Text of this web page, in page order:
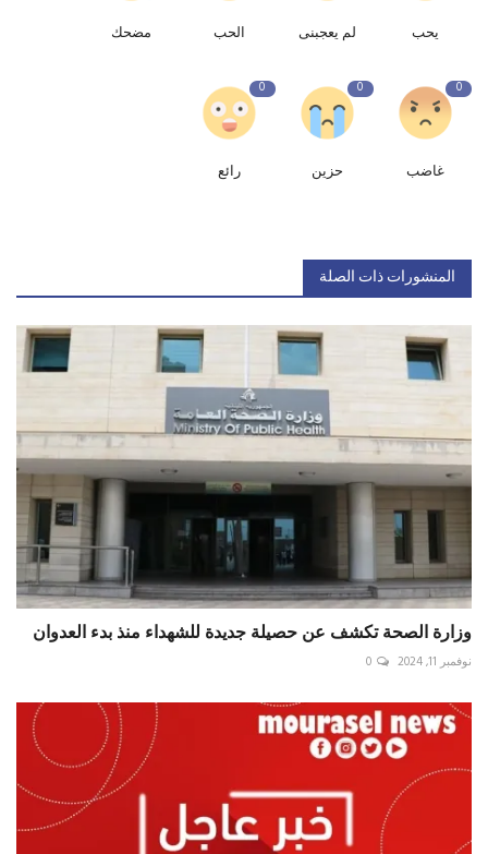
يحب لم يعجبنى الحب مضحك
0
غاضب
0
حزين
0
رائع
المنشورات ذات الصلة
وزارة الصحة تكشف عن حصيلة جديدة للشهداء منذ بدء العدوان
نوفمبر 11, 2024 0